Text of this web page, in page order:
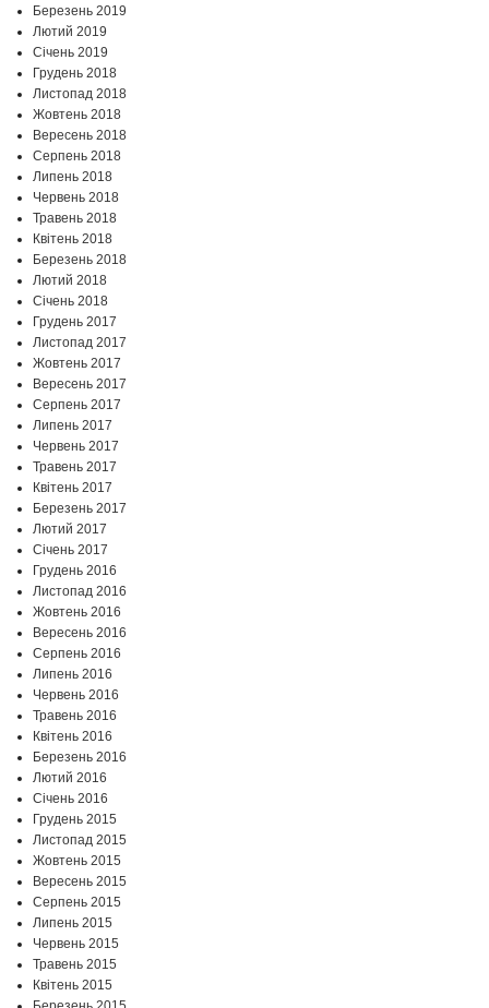
Березень 2019
Лютий 2019
Січень 2019
Грудень 2018
Листопад 2018
Жовтень 2018
Вересень 2018
Серпень 2018
Липень 2018
Червень 2018
Травень 2018
Квітень 2018
Березень 2018
Лютий 2018
Січень 2018
Грудень 2017
Листопад 2017
Жовтень 2017
Вересень 2017
Серпень 2017
Липень 2017
Червень 2017
Травень 2017
Квітень 2017
Березень 2017
Лютий 2017
Січень 2017
Грудень 2016
Листопад 2016
Жовтень 2016
Вересень 2016
Серпень 2016
Липень 2016
Червень 2016
Травень 2016
Квітень 2016
Березень 2016
Лютий 2016
Січень 2016
Грудень 2015
Листопад 2015
Жовтень 2015
Вересень 2015
Серпень 2015
Липень 2015
Червень 2015
Травень 2015
Квітень 2015